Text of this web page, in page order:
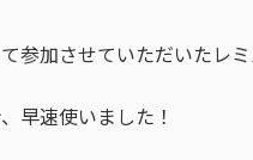
参加させていただいたレ
早速使いました！